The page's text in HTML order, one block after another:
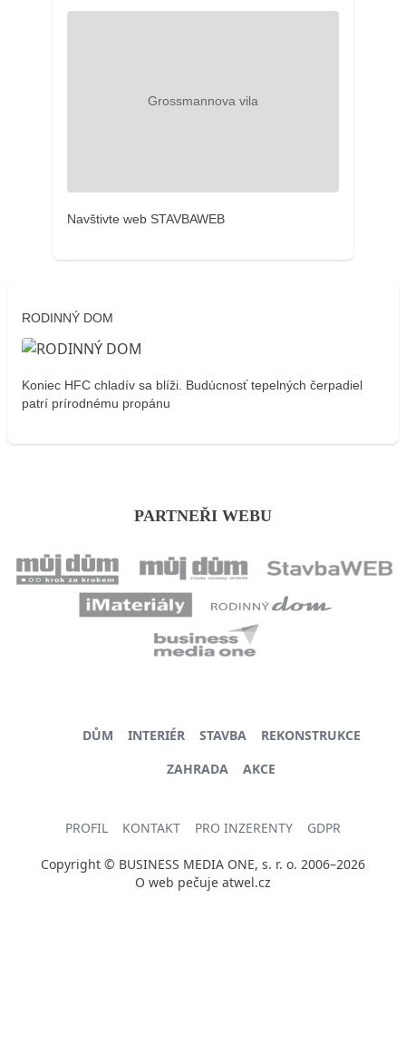
Navštivte web STAVBAWEB
RODINNÝ DOM
Koniec HFC chladív sa blíži. Budúcnosť tepelných čerpadiel
patrí prírodnému propánu
PARTNEŘI WEBU
DŮM INTERIÉR STAVBA
REKONSTRUKCE
ZAHRADA
AKCE
PROFIL KONTAKT PRO INZERENTY GDPR
Copyright © BUSINESS MEDIA ONE, s. r. o. 2006–2026